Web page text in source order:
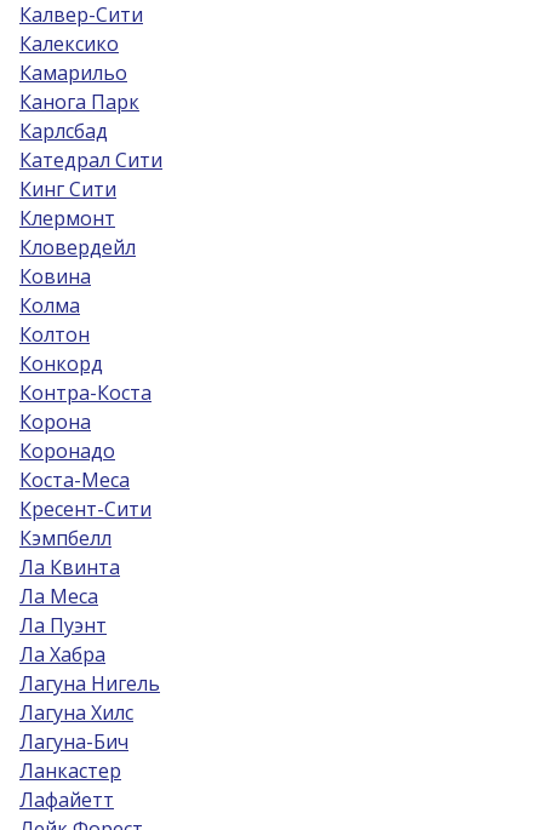
Калвер-Сити
Калексико
Камарильо
Канога Парк
Карлсбад
Катедрал Сити
Кинг Сити
Клермонт
Кловердейл
Ковина
Колма
Колтон
Конкорд
Контра-Коста
Корона
Коронадо
Коста-Меса
Кресент-Сити
Кэмпбелл
Ла Квинта
Ла Меса
Ла Пуэнт
Ла Хабра
Лагуна Нигель
Лагуна Хилс
Лагуна-Бич
Ланкастер
Лафайетт